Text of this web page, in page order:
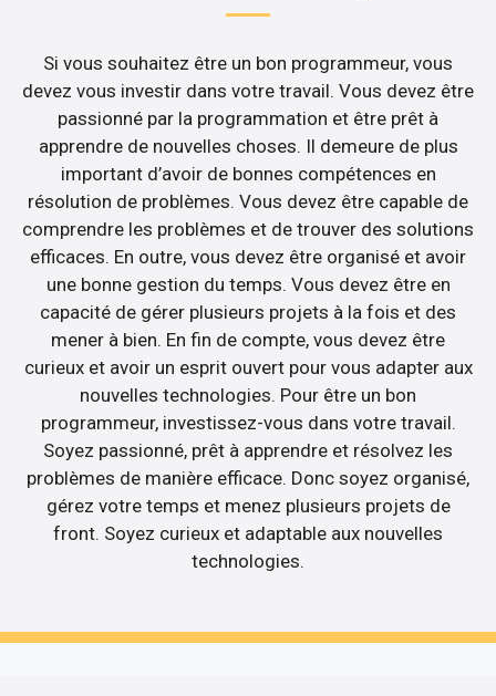
Si vous souhaitez être un bon programmeur, vous
devez vous investir dans votre travail. Vous devez être
passionné par la programmation et être prêt à
apprendre de nouvelles choses. Il demeure de plus
important d’avoir de bonnes compétences en
résolution de problèmes. Vous devez être capable de
comprendre les problèmes et de trouver des solutions
efficaces. En outre, vous devez être organisé et avoir
une bonne gestion du temps. Vous devez être en
capacité de gérer plusieurs projets à la fois et des
mener à bien. En fin de compte, vous devez être
curieux et avoir un esprit ouvert pour vous adapter aux
nouvelles technologies. Pour être un bon
programmeur, investissez-vous dans votre travail.
Soyez passionné, prêt à apprendre et résolvez les
problèmes de manière efficace. Donc soyez organisé,
gérez votre temps et menez plusieurs projets de
front. Soyez curieux et adaptable aux nouvelles
technologies.